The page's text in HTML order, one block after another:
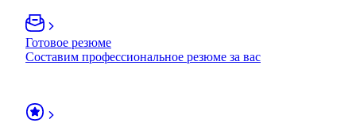
Готовое резюме
Составим профессиональное резюме за вас